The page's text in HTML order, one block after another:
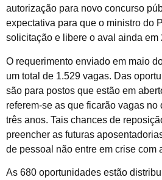
autorização para novo concurso
expectativa para que o ministro do
solicitação e libere o aval ainda em
O requerimento enviado em maio
um total de 1.529 vagas. Das
são para postos que estão em
referem-se as que ficarão vagas no
três anos. Tais chances de
preencher as futuras
de pessoal não entre em crise com
As 680 oportunidades estão